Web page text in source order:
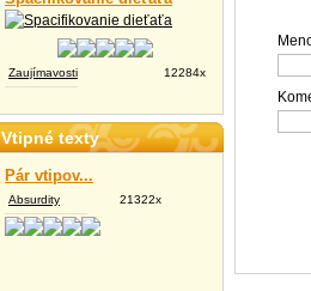
Zaujímavosti 12284x
Vtipné texty
Pár vtipov...
Absurdity 21322x